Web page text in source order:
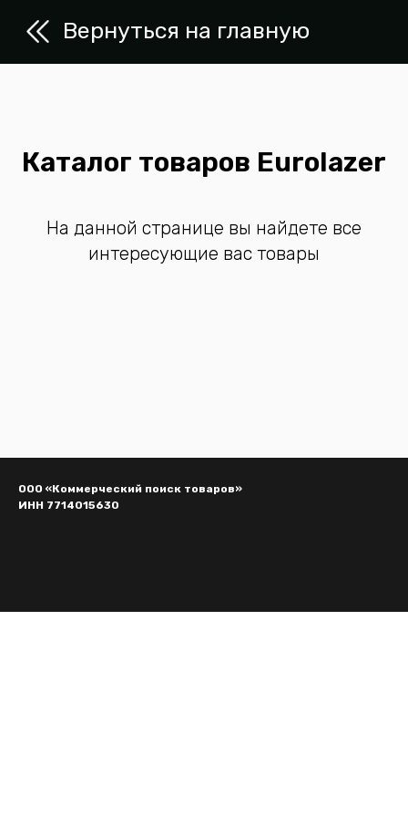
Вернуться на главную
Каталог товаров Eurolazer
На данной странице вы найдете все
интересующие вас товары
ООО «Коммерческий поиск товаров»
ИНН 7714015630